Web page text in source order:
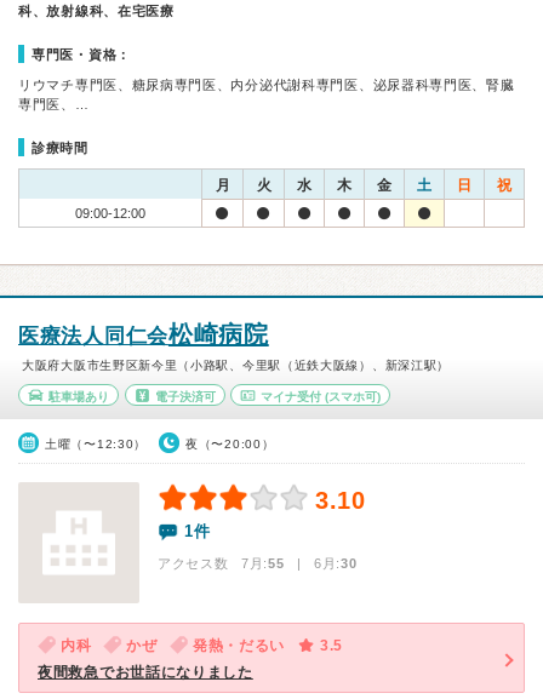
科、放射線科、在宅医療
専門医・資格：
リウマチ専門医、糖尿病専門医、内分泌代謝科専門医、泌尿器科専門医、腎臓
専門医、…
診療時間
月 火 水 木 金 土 日 祝
09:00-12:00
医療法人同仁会松崎病院
大阪府大阪市生野区新今里（小路駅、今里駅（近鉄大阪線）、新深江駅）
駐車場あり 電子決済可 マイナ受付 (スマホ可)
土曜（〜12:30） 夜（〜20:00）
3.10
1件
アクセス数 7月:55 | 6月:30
内科 かぜ 発熱・だるい
3.5
夜間救急でお世話になりました